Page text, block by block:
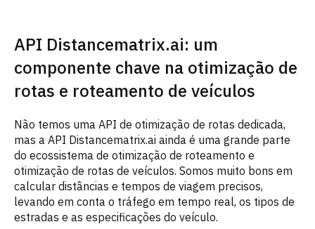
API Distancematrix.ai: um
componente chave na otimização de
rotas e roteamento de veículos
Não temos uma API de otimização de rotas dedicada,
mas a API Distancematrix.ai ainda é uma grande parte
do ecossistema de otimização de roteamento e
otimização de rotas de veículos. Somos muito bons em
calcular distâncias e tempos de viagem precisos,
levando em conta o tráfego em tempo real, os tipos de
estradas e as especificações do veículo.